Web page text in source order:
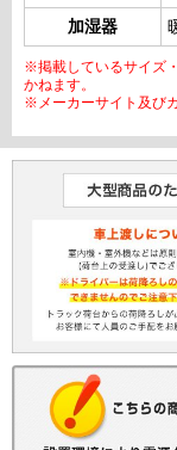
加湿器
※掲載しているサイズ
かねます。
※メーカーサイト及び